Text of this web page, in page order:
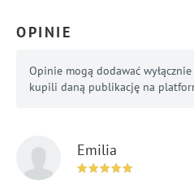
OPINIE
Opinie mogą dodawać
kupili daną publikację na
Emilia